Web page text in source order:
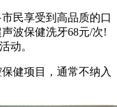
民享受到高品质的口
波保健洗牙68元/次!
动。
健项目，通常不纳入